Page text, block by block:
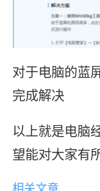
对于电脑的蓝
完成解决
以上就是电脑
望能对大家有